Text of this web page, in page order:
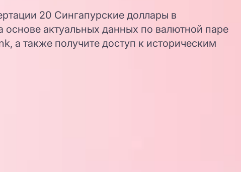
20 Сингапурские доллары в
основе актуальных данных по валютной паре
а также получите доступ к историческим